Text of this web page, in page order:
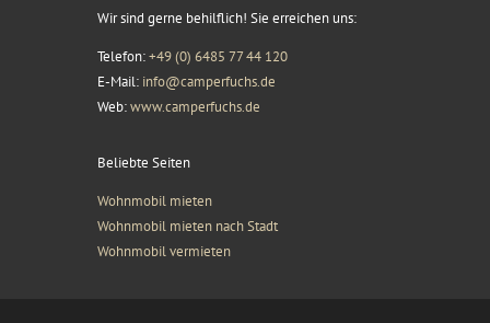
Wir sind gerne behilflich! Sie erreichen uns:
Telefon:+49 (0) 6485 77 44 120
E-Mail: info@camperfuchs.de
Web:www.camperfuchs.de
Beliebte Seiten
Wohnmobil mieten
Wohnmobil mieten nach Stadt
Wohnmobil vermieten